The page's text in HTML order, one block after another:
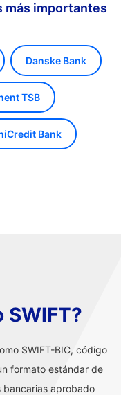
más importantes
Danske Bank
TSB
Bank
SWIFT?
SWIFT-BIC, código
formato estándar de
aprobado